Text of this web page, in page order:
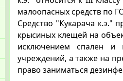
малоопасных средств по
Средство "Кукарача к.э."
крысиных клещей на
исключением спален и
учреждений, а также на
право заниматься